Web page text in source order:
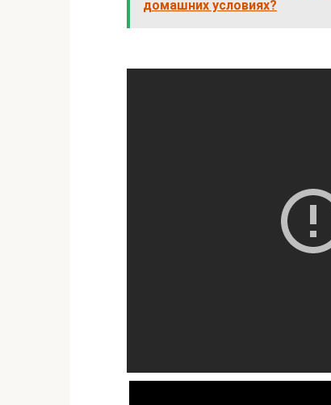
домашних условиях?